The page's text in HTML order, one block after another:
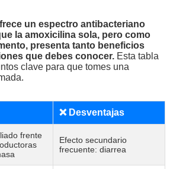
un espectro antibacteriano
la amoxicilina sola, pero como
presenta tanto beneficios
que debes conocer. Esta tabla
clave para que tomes una
❌ Desventajas
frente
Efecto secundario
frecuente: diarrea